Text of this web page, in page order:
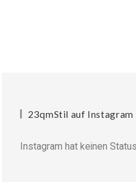
23qmStil auf Instagram
Instagram hat keinen